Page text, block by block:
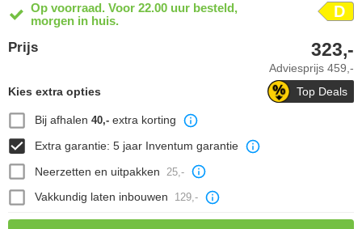
Op voorraad. Voor 22.00 uur besteld,
morgen in huis.
D
Prijs
Adviesprijs 459,-
323,-
Top Deals
Kies extra opties
Bij afhalen 40,-extra korting
Extra garantie: 5 jaar Inventum garantie
Neerzetten en uitpakken
25,-
Vakkundig laten inbouwen 129,-